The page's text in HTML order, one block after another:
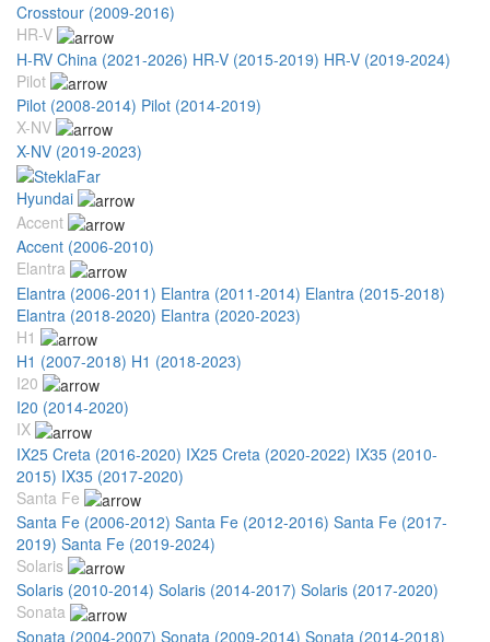
Crosstour (2009-2016)
HR-V
H-RV China (2021-2026) HR-V (2015-2019) HR-V (2019-2024)
Pilot
Pilot (2008-2014) Pilot (2014-2019)
X-NV
X-NV (2019-2023)
Hyundai
Accent
Accent (2006-2010)
Elantra
Elantra (2006-2011) Elantra (2011-2014) Elantra (2015-2018)
Elantra (2018-2020) Elantra (2020-2023)
H1
H1 (2007-2018) H1 (2018-2023)
I20
I20 (2014-2020)
IX
IX25 Creta (2016-2020) IX25 Creta (2020-2022) IX35 (2010-
2015) IX35 (2017-2020)
Santa Fe
Santa Fe (2006-2012) Santa Fe (2012-2016) Santa Fe (2017-
2019) Santa Fe (2019-2024)
Solaris
Solaris (2010-2014) Solaris (2014-2017) Solaris (2017-2020)
Sonata
Sonata (2004-2007) Sonata (2009-2014) Sonata (2014-2018)